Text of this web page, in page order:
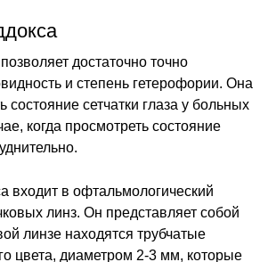
достаточно точно
и степень гетерофории. Она
состояние сетчатки глаза у больных
когда просмотреть состояние
входит в офтальмологический
линз. Он представляет собой
линзе находятся трубчатые
цвета, диаметром 2-3 мм, которые